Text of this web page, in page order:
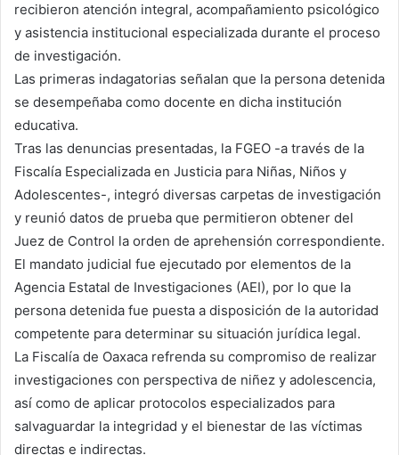
recibieron atención integral, acompañamiento psicológico
y asistencia institucional especializada durante el proceso
de investigación.
Las primeras indagatorias señalan que la persona detenida
se desempeñaba como docente en dicha institución
educativa.
Tras las denuncias presentadas, la FGEO -a través de la
Fiscalía Especializada en Justicia para Niñas, Niños y
Adolescentes-, integró diversas carpetas de investigación
y reunió datos de prueba que permitieron obtener del
Juez de Control la orden de aprehensión correspondiente.
El mandato judicial fue ejecutado por elementos de la
Agencia Estatal de Investigaciones (AEI), por lo que la
persona detenida fue puesta a disposición de la autoridad
competente para determinar su situación jurídica legal.
La Fiscalía de Oaxaca refrenda su compromiso de realizar
investigaciones con perspectiva de niñez y adolescencia,
así como de aplicar protocolos especializados para
salvaguardar la integridad y el bienestar de las víctimas
directas e indirectas.